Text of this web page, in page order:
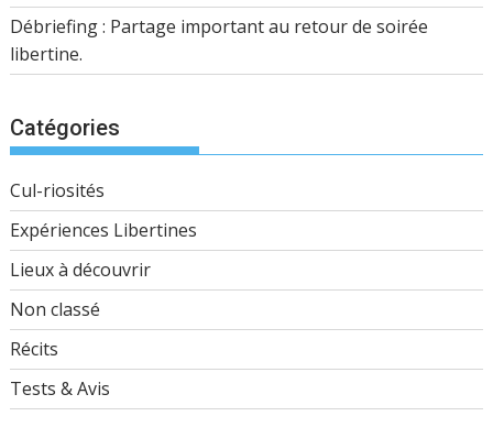
Débriefing : Partage important au retour de soirée
libertine.
Catégories
Cul-riosités
Expériences Libertines
Lieux à découvrir
Non classé
Récits
Tests & Avis